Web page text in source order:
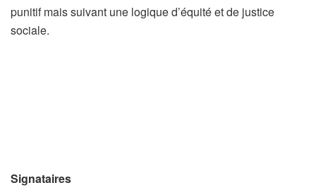
punitif mais suivant une logique d’équité et de justice
sociale.
Signataires